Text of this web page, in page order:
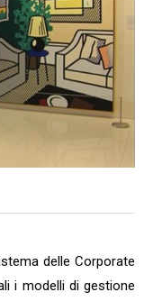
delle Corporate
i modelli di gestione